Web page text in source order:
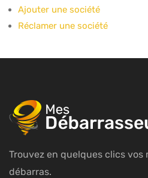
Ajouter une société
Réclamer une société
Trouvez en quelques clics
débarras.